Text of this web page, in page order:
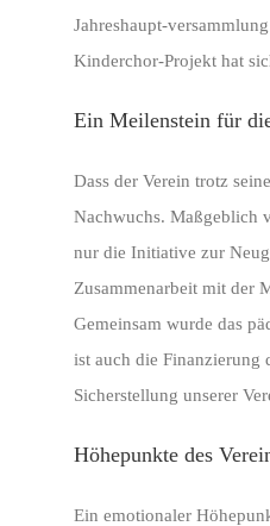
Jahreshaupt-
Kinderchor-Projekt hat
Ein Meilenstein für
Dass der Verein trotz
Nachwuchs. Maßgeblich
nur die Initiative zur
Zusammenarbeit mit der
Gemeinsam wurde das
ist auch die Finanzierung
Sicherstellung unserer
Höhepunkte des
Ein emotionaler